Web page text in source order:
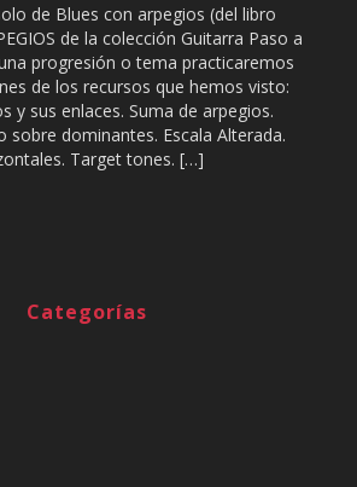
de Blues con arpegios (del libro
de la colección Guitarra Paso a
progresión o tema practicaremos
de los recursos que hemos visto:
y sus enlaces. Suma de arpegios.
sobre dominantes. Escala Alterada.
Target tones. […]
Categorías